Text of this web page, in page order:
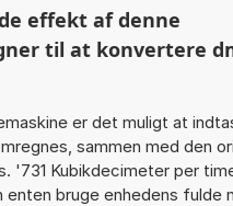
effekt af denne
til at konvertere
er det muligt at
sammen med den
'731 Kubikdecimeter per
enten bruge enhedens fulde